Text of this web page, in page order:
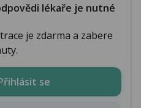
lékaře je nutné
je zdarma a zabere
se